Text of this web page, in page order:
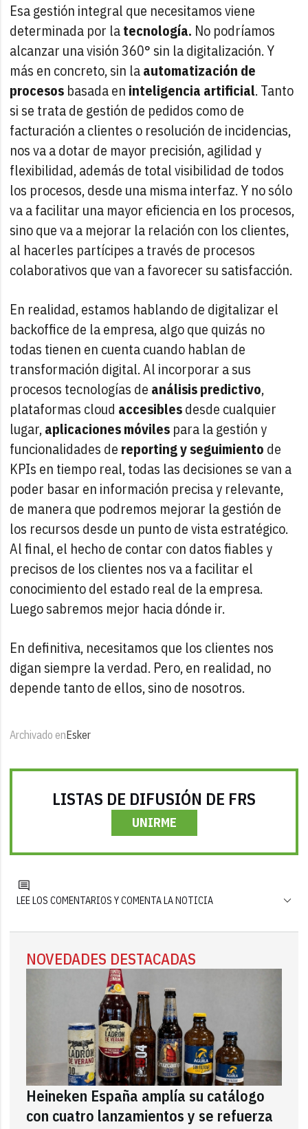
Esa gestión integral que necesitamos viene
determinada por latecnología. No podríamos
alcanzar una visión 360° sin la digitalización. Y
más en concreto, sin laautomatización de
procesos basada en inteligencia artificial. Tanto
si se trata de gestión de pedidos como de
facturación a clientes o resolución de incidencias,
nos va a dotar de mayor precisión, agilidad y
flexibilidad, además de total visibilidad de todos
los procesos, desde una misma interfaz. Y no sólo
va a facilitar una mayor eficiencia en los procesos,
sino que va a mejorar la relación con los clientes,
al hacerles partícipes a través de procesos
colaborativos que van a favorecer su satisfacción.
En realidad, estamos hablando de digitalizar el
backoffice de la empresa, algo que quizás no
todas tienen en cuenta cuando hablan de
transformación digital. Al incorporar a sus
procesos tecnologías de análisis predictivo,
plataformas cloud accesiblesdesde cualquier
lugar,aplicaciones móviles para la gestión y
funcionalidades de reporting y seguimiento de
KPIs en tiempo real, todas las decisiones se van a
poder basar en información precisa y relevante,
de manera que podremos mejorar la gestión de
los recursos desde un punto de vista estratégico.
Al final, el hecho de contar con datos fiables y
precisos de los clientes nos va a facilitar el
conocimiento del estado real de la empresa.
Luego sabremos mejor hacia dónde ir.
En definitiva, necesitamos que los clientes nos
digan siempre la verdad. Pero, en realidad, no
depende tanto de ellos, sino de nosotros.
Archivado enEsker
LISTAS DE DIFUSIÓN DE FRS
UNIRME
LEE LOS COMENTARIOS Y COMENTA LA NOTICIA
NOVEDADES DESTACADAS
Heineken España amplía su catálogo
con cuatro lanzamientos y se refuerza